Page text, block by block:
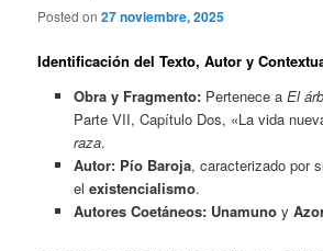
Posted on27 noviembre, 2025
Identificación del Texto, Autor y
Obra y Fragmento:Pertenece a El
Parte VII, Capítulo Dos, «La vida
raza.
Autor: Pío Baroja, caracterizado por
el existencialismo.
Autores Coetáneos: Unamunoy